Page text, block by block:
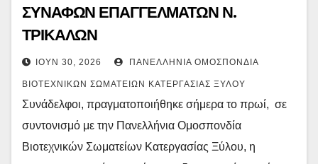
ΣΥΝΑΦΩΝ ΕΠΑΓΓΕΛΜΑΤΩΝ Ν.
ΤΡΙΚΑΛΩΝ
ΙΟΎΝ 30, 2026 ΠΑΝΕΛΛΉΝΙΑ ΟΜΟΣΠΟΝΔΊΑ
ΒΙΟΤΕΧΝΙΚΏΝ ΣΩΜΑΤΕΊΩΝ ΚΑΤΕΡΓΑΣΊΑΣ ΞΎΛΟΥ
Συνάδελφοι, πραγματοποιήθηκε σήμερα το πρωί, σε
συντονισμό με την Πανελλήνια Ομοσπονδία
Βιοτεχνικών Σωματείων Κατεργασίας Ξύλου, η